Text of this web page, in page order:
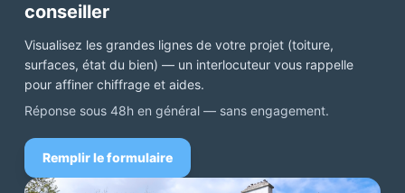
conseiller
Visualisez les grandes lignes de votre projet (toiture,
surfaces, état du bien) — un interlocuteur vous rappelle
pour affiner chiffrage et aides.
Réponse sous 48h en général — sans engagement.
Remplir le formulaire